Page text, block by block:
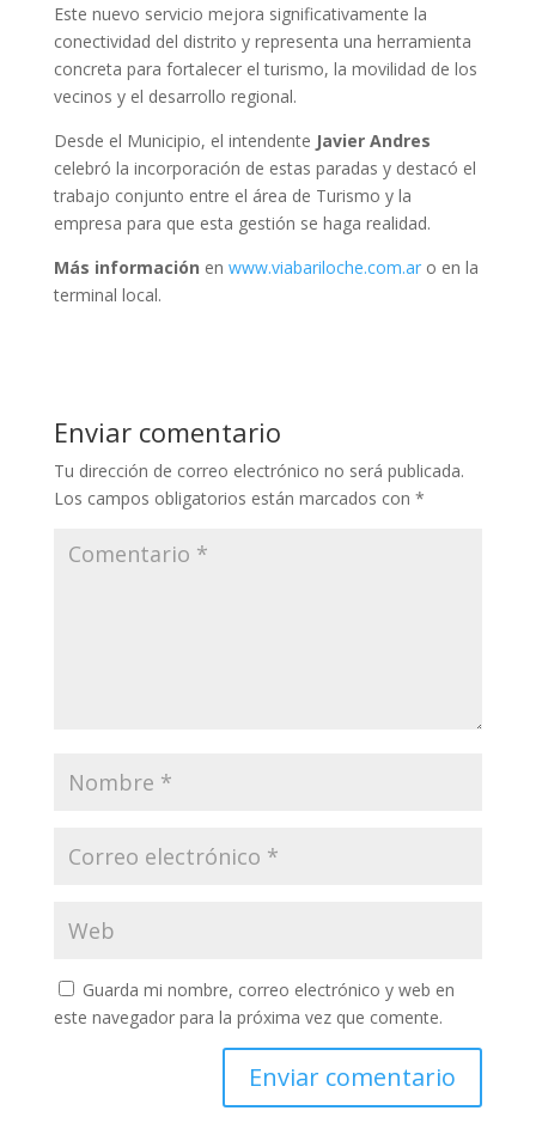
Este nuevo servicio mejora significativamente la
conectividad del distrito y representa una herramienta
concreta para fortalecer el turismo, la movilidad de los
vecinos y el desarrollo regional.
Desde el Municipio, el intendente Javier Andres
celebró la incorporación de estas paradas y destacó el
trabajo conjunto entre el área de Turismo y la
empresa para que esta gestión se haga realidad.
Más información en www.viabariloche.com.aro en la
terminal local.
Enviar comentario
Tu dirección de correo electrónico no será publicada.
Los campos obligatorios están marcados con *
Guarda mi nombre, correo electrónico y web en
este navegador para la próxima vez que comente.